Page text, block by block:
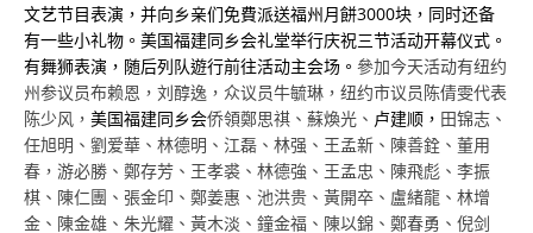
文艺节目表演，并向乡亲们免費派送福州月餅3000块，同时还备
有一些小礼物。美国福建同乡会礼堂举行庆祝三节活动开幕仪式。
有舞狮表演，随后列队遊行前往活动主会场。 參加今天活动有纽约
州参议员布赖恩，刘醇逸，众议员牛毓琳，纽约市议员陈倩雯代表
陈少风， 美国福建同乡会侨領鄭思祺、蘇煥光、 卢建顺， 田锦志、
任旭明、劉爱華、林德明、江磊、林强、王孟新、陳善銓、董用
春，游必勝、鄭存芳、王孝裘、林德強、王孟忠、陳飛彪、李振
棋、陳仁團、張金印、鄭姜惠、池洪贵、黃開卒、盧緒龍、林增
金、陳金雄、朱光耀、黃木淡、鐘金福、陳以錦、鄭春勇、倪剑